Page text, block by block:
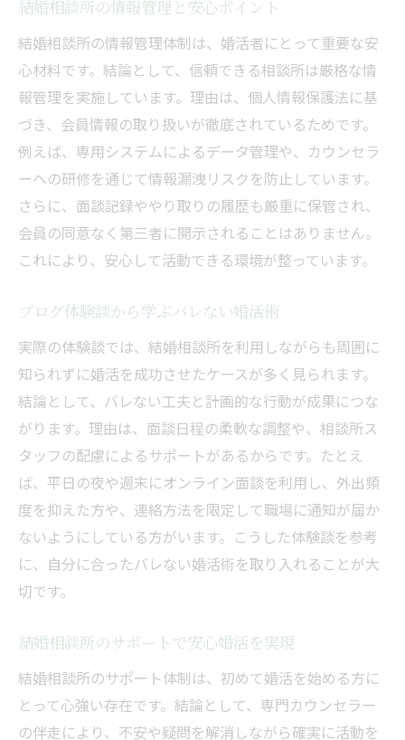
結婚相談所の情報管理と安心ポイント
結婚相談所の情報管理体制は、婚活者にとって重要な安
心材料です。結論として、信頼できる相談所は厳格な情
報管理を実施しています。理由は、個人情報保護法に基
づき、会員情報の取り扱いが徹底されているためです。
例えば、専用システムによるデータ管理や、カウンセラ
ーへの研修を通じて情報漏洩リスクを防止しています。
さらに、面談記録ややり取りの履歴も厳重に保管され、
会員の同意なく第三者に開示されることはありません。
これにより、安心して活動できる環境が整っています。
ブログ体験談から学ぶバレない婚活術
実際の体験談では、結婚相談所を利用しながらも周囲に
知られずに婚活を成功させたケースが多く見られます。
結論として、バレない工夫と計画的な行動が成果につな
がります。理由は、面談日程の柔軟な調整や、相談所ス
タッフの配慮によるサポートがあるからです。たとえ
ば、平日の夜や週末にオンライン面談を利用し、外出頻
度を抑えた方や、連絡方法を限定して職場に通知が届か
ないようにしている方がいます。こうした体験談を参考
に、自分に合ったバレない婚活術を取り入れることが大
切です。
結婚相談所のサポートで安心婚活を実現
結婚相談所のサポート体制は、初めて婚活を始める方に
とって心強い存在です。結論として、専門カウンセラー
の伴走により、不安や疑問を解消しながら確実に活動を